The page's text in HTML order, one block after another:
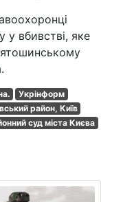
у вбивстві, яке
Укрінформ
район, Київ
суд міста Києва